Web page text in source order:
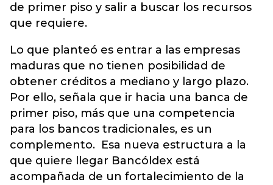
de primer piso y salir a buscar los recursos
que requiere.
Lo que planteó es entrar a las empresas
maduras que no tienen posibilidad de
obtener créditos a mediano y largo plazo.
Por ello, señala que ir hacia una banca de
primer piso, más que una competencia
para los bancos tradicionales, es un
complemento. Esa nueva estructura a la
que quiere llegar Bancóldex está
acompañada de un fortalecimiento de la